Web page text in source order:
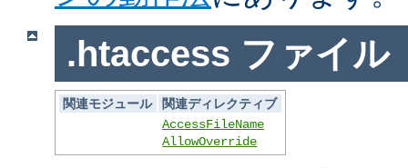
.htaccess ファイル
関連モジュール
関連ディレクティブ
AccessFileName
AllowOverride